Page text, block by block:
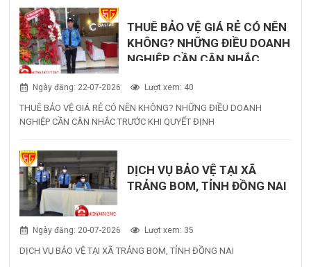
THUÊ BẢO VỆ GIÁ RẺ CÓ NÊN
KHÔNG? NHỮNG ĐIỀU DOANH
NGHIỆP CẦN CÂN NHẮC
Ngày đăng: 22-07-2026 Lượt xem: 40
THUÊ BẢO VỆ GIÁ RẺ CÓ NÊN KHÔNG? NHỮNG ĐIỀU DOANH
NGHIỆP CẦN CÂN NHẮC TRƯỚC KHI QUYẾT ĐỊNH
DỊCH VỤ BẢO VỆ TẠI XÃ
TRẢNG BOM, TỈNH ĐỒNG NAI
Ngày đăng: 20-07-2026 Lượt xem: 35
DỊCH VỤ BẢO VỆ TẠI XÃ TRẢNG BOM, TỈNH ĐỒNG NAI